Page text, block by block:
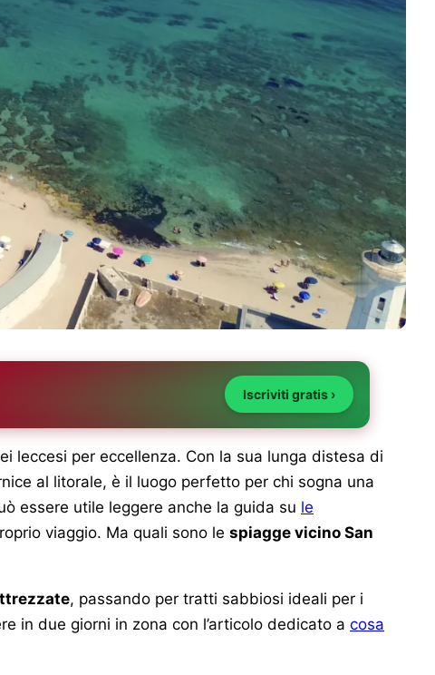
Iscriviti gratis ›
leccesi per eccellenza. Con la sua lunga distesa di
al litorale, è il luogo perfetto per chi sogna una
essere utile leggere anche la guida su le
viaggio. Ma quali sono le spiagge vicino San
, passando per tratti sabbiosi ideali per i
in due giorni in zona con l’articolo dedicato a cosa